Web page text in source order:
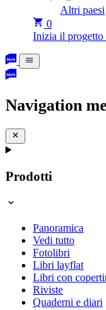
Altri paesi
0
Inizia il progetto
Navigation
Prodotti
Panoramica
Vedi tutto
Fotolibri
Libri layflat
Libri con
Riviste
Quaderni e diari